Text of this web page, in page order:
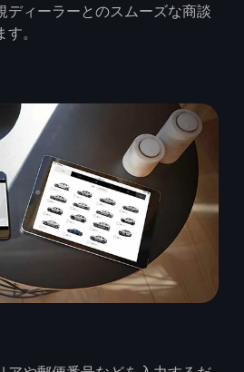
ディーラーとのスムーズな商談
。